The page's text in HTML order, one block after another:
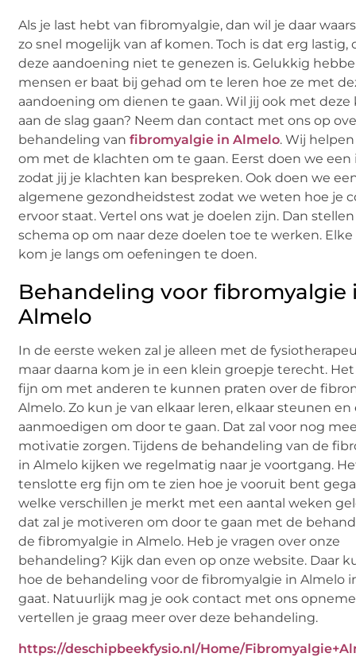
Als je last hebt van fibromyalgie, dan wil je daar
zo snel mogelijk van af komen. Toch is dat erg lastig,
deze aandoening niet te genezen is. Gelukkig
mensen er baat bij gehad om te leren hoe ze met
aandoening om dienen te gaan. Wil jij ook met deze
aan de slag gaan? Neem dan contact met ons op
behandeling vanfibromyalgie in Almelo. Wij
om met de klachten om te gaan. Eerst doen we een
zodat jij je klachten kan bespreken. Ook doen we
algemene gezondheidstest zodat we weten hoe je
ervoor staat. Vertel ons wat je doelen zijn. Dan
schema op om naar deze doelen toe te werken.
kom je langs om oefeningen te doen.
Behandeling voor fibromyalgie
Almelo
In de eerste weken zal je alleen met de
maar daarna kom je in een klein groepje terecht.
fijn om met anderen te kunnen praten over de
Almelo. Zo kun je van elkaar leren, elkaar steunen en
aanmoedigen om door te gaan. Dat zal voor nog
motivatie zorgen. Tijdens de behandeling van de
in Almelo kijken we regelmatig naar je voortgang.
tenslotte erg fijn om te zien hoe je vooruit bent
welke verschillen je merkt met een aantal weken
dat zal je motiveren om door te gaan met de
de fibromyalgie in Almelo. Heb je vragen over onze
behandeling? Kijk dan even op onze website. Daar
hoe de behandeling voor de fibromyalgie in Almelo
gaat. Natuurlijk mag je ook contact met ons
vertellen je graag meer over deze behandeling.
https://deschipbeekfysio.nl/Home/